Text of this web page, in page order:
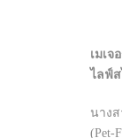
เมเ
ไลฟ์ส
นาง
(Pet-